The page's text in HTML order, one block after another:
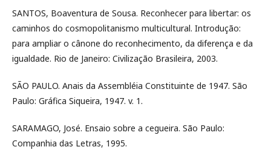
SANTOS, Boaventura de Sousa. Reconhecer para libertar: os
caminhos do cosmopolitanismo multicultural. Introdução:
para ampliar o cânone do reconhecimento, da diferença e da
igualdade. Rio de Janeiro: Civilização Brasileira, 2003.
SÃO PAULO. Anais da Assembléia Constituinte de 1947. São
Paulo: Gráfica Siqueira, 1947. v. 1.
SARAMAGO, José. Ensaio sobre a cegueira. São Paulo:
Companhia das Letras, 1995.